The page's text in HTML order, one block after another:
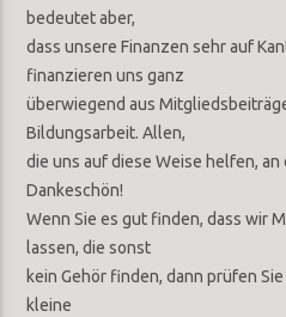
bedeutet aber,
dass unsere Finanzen sehr auf
finanzieren uns ganz
überwiegend aus
Bildungsarbeit. Allen,
die uns auf diese Weise helfen,
Dankeschön!
Wenn Sie es gut finden, dass wir
lassen, die sonst
kein Gehör finden, dann prüfen
kleine